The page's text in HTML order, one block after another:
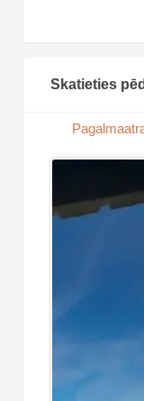
Skatieties